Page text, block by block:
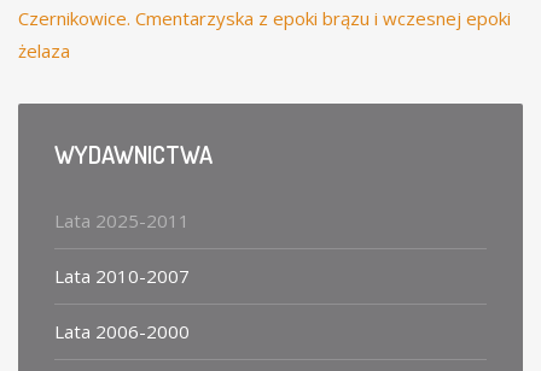
Czernikowice. Cmentarzyska z epoki brązu i wczesnej epoki
żelaza
WYDAWNICTWA
Lata 2025-2011
Lata 2010-2007
Lata 2006-2000